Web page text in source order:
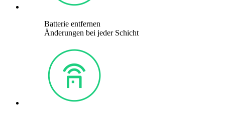
Batterie entfernen
Änderungen bei jeder Schicht